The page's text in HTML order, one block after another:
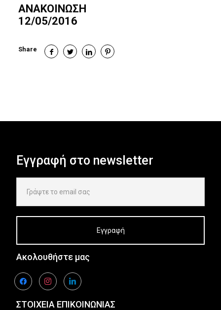
ΑΝΑΚΟΙΝΩΣΗ
12/05/2016
Share
Εγγραφή στο newsletter
Ακολουθήστε μας
facebookinstagramlinkedin
ΣΤΟΙΧΕΙΑ ΕΠΙΚΟΙΝΩΝΙΑΣ